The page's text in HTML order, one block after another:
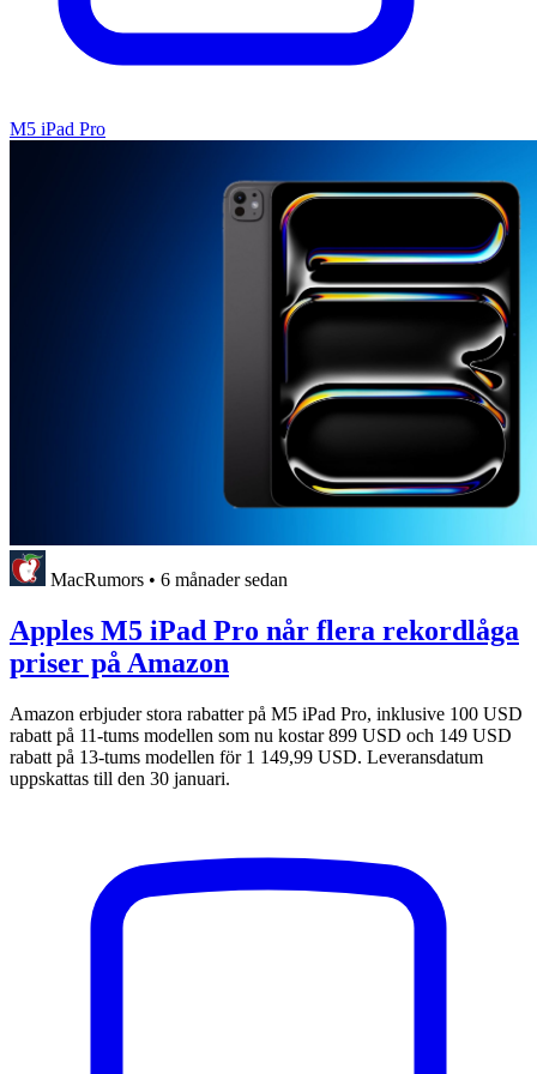
M5 iPad Pro
MacRumors • 6 månader sedan
Apples M5 iPad Pro når flera rekordlåga
priser på Amazon
Amazon erbjuder stora rabatter på M5 iPad Pro, inklusive 100 USD
rabatt på 11-tums modellen som nu kostar 899 USD och 149 USD
rabatt på 13-tums modellen för 1 149,99 USD. Leveransdatum
uppskattas till den 30 januari.